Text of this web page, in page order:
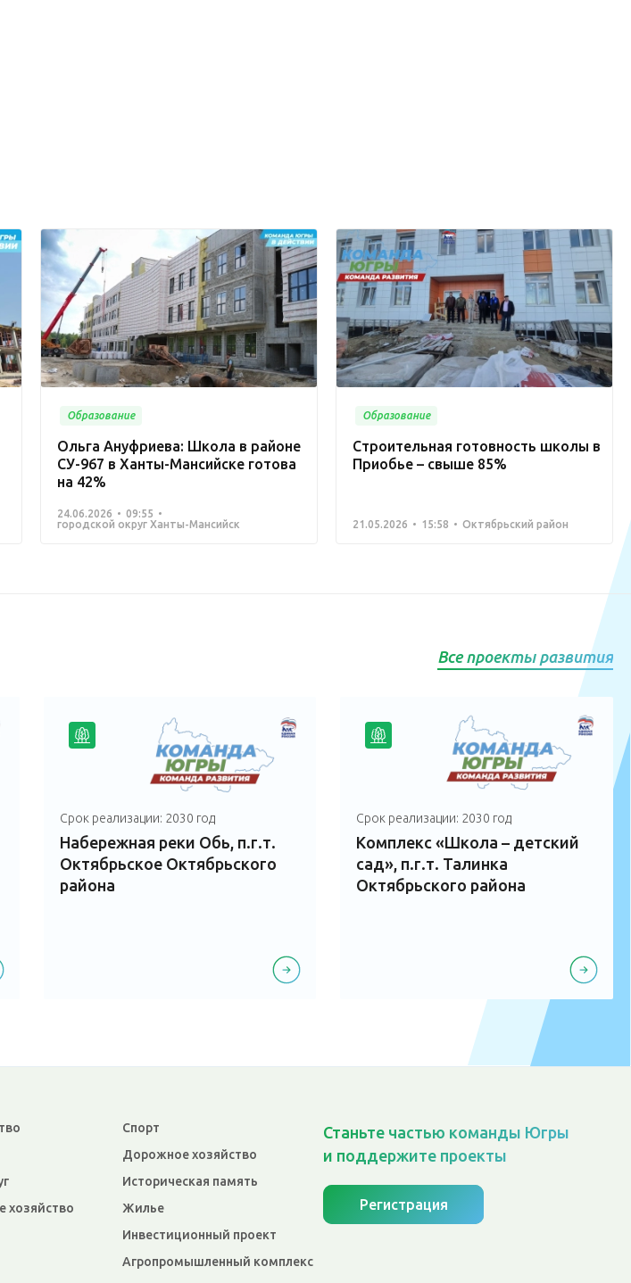
Образование
Ольга Ануфриева: Школа в районе
СУ-967 в Ханты-Мансийске готова
на 42%
24.06.2026
09:55
городской округ Ханты-Мансийск
Образование
Строительная готовность школы в
Приобье – свыше 85%
21.05.2026 15:58 Октябрьский район
Все проекты развития
Срок реализации: 2030 год
Набережная реки Обь, п.г.т.
Октябрьское Октябрьского
района
Срок реализации: 2030 год
Комплекс «Школа – детский
сад», п.г.т. Талинка
Октябрьского района
хозяйство
Спорт
Дорожное хозяйство
Историческая память
Жилье
Инвестиционный проект
Агропромышленный комплекс
Станьте частью команды Югры
и поддержите проекты
Регистрация